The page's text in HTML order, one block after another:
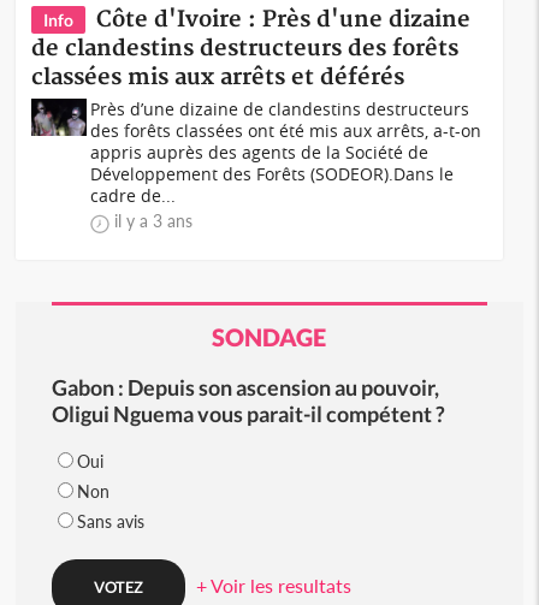
Info
Côte d'Ivoire : Près d'une dizaine
de clandestins destructeurs des forêts
classées mis aux arrêts et déférés
Près d’une dizaine de clandestins destructeurs
des forêts classées ont été mis aux arrêts, a-t-on
appris auprès des agents de la Société de
Développement des Forêts (SODEOR).Dans le
cadre de...
il y a 3 ans
SONDAGE
Gabon : Depuis son ascension au pouvoir,
Oligui Nguema vous parait-il compétent ?
Oui
Non
Sans avis
+ Voir les resultats